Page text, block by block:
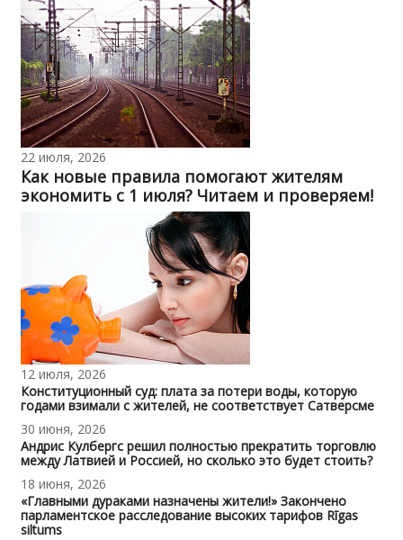
22 июля, 2026
Как новые правила помогают жителям
экономить с 1 июля? Читаем и проверяем!
12 июля, 2026
Конституционный суд: плата за потери воды, которую
годами взимали с жителей, не соответствует Сатверсме
30 июня, 2026
Андрис Кулбергс решил полностью прекратить торговлю
между Латвией и Россией, но сколько это будет стоить?
18 июня, 2026
«Главными дураками назначены жители!» Закончено
парламентское расследование высоких тарифов Rīgas
siltums